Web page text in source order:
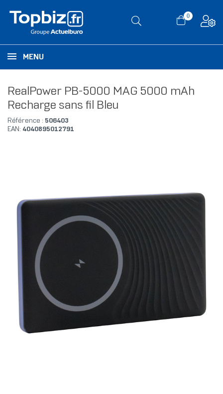
0
MENU
RealPower PB-5000 MAG 5000 mAh
Recharge sans fil Bleu
Référence : 506403
EAN: 4040895012791